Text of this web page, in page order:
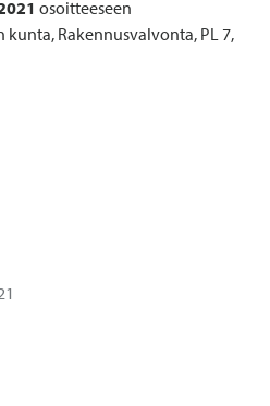
osoitteeseen
Rakennusvalvonta, PL 7,